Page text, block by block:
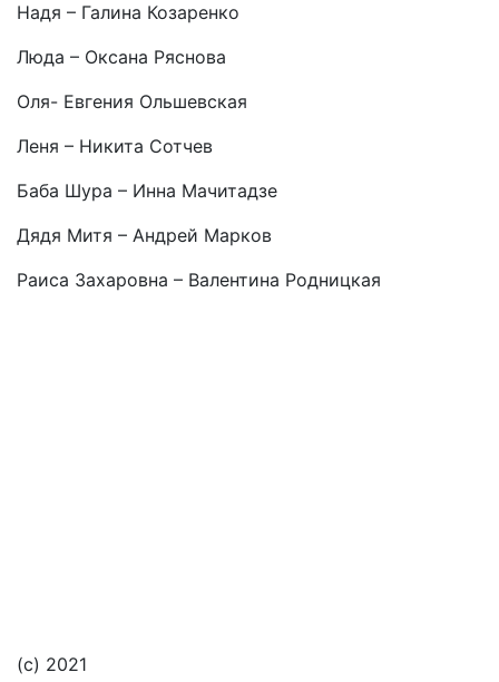
Надя – Галина Козаренко
Люда – Оксана Ряснова
Оля- Евгения Ольшевская
Леня – Никита Сотчев
Баба Шура – Инна Мачитадзе
Дядя Митя – Андрей Марков
Раиса Захаровна – Валентина Родницкая
(с) 2021